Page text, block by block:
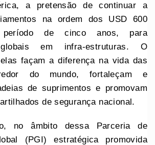
a pretensão de continuar a
na ordem dos USD 600
período de cinco anos, para
globais em infra-estruturas. O
façam a diferença na vida das
do mundo, fortaleçam e
de suprimentos e promovam
de segurança nacional.
no âmbito dessa Parceria de
(PGI) estratégica promovida